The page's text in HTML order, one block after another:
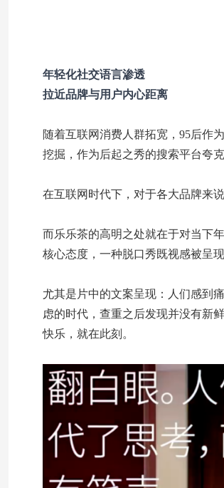
年轻化社交语言渗透
拉近品牌与用户内心距离
随着互联网消费人群拓宽，95后作
挖掘，作为后起之秀的搜索平台夸
在互联网时代下，对于各大品牌来
而乐乐茶的高明之处就在于对当下
核心态度，一种脱口秀既视感被呈
尤其是片中的文案呈现：人们感到
虑的时代，查重之后发现并没有新
快乐，就在此刻。